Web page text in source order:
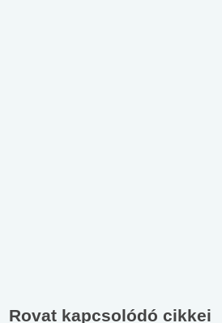
Rovat kapcsolódó cikkei